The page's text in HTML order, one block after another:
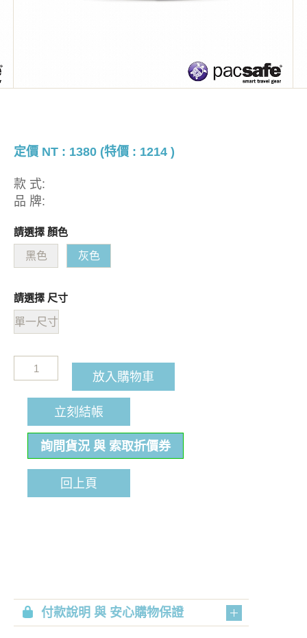
定價 NT : 1380 (特價 : 1214 )
款 式:
品 牌:
請選擇 顏色
黑色 灰色
請選擇 尺寸
單一尺寸
放入購物車
立刻結帳
詢問貨況 與 索取折價券
回上頁
付款說明 與 安心購物保證